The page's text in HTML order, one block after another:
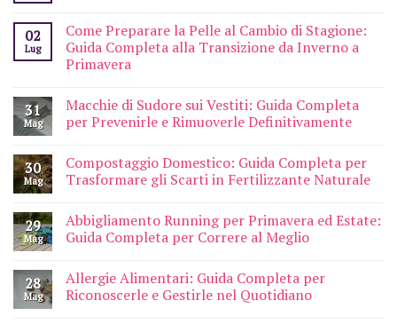
02
Lug
Come Preparare la Pelle al Cambio di Stagione:
Guida Completa alla Transizione da Inverno a
Primavera
31
Mag
Macchie di Sudore sui Vestiti: Guida Completa
per Prevenirle e Rimuoverle Definitivamente
30
Mag
Compostaggio Domestico: Guida Completa per
Trasformare gli Scarti in Fertilizzante Naturale
29
Mag
Abbigliamento Running per Primavera ed Estate:
Guida Completa per Correre al Meglio
28
Mag
Allergie Alimentari: Guida Completa per
Riconoscerle e Gestirle nel Quotidiano